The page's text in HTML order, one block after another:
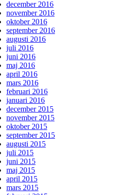
december 2016
november 2016
oktober 2016
september 2016
augusti 2016
juli 2016
juni 2016
maj 2016
april 2016
mars 2016
februari 2016
januari 2016
december 2015
november 2015
oktober 2015
september 2015
augusti 2015
juli 2015
juni 2015
maj 2015
april 2015
mars 2015